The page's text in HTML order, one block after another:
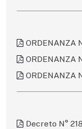
ORDENANZA
ORDENANZA
ORDENANZA
Decreto N°